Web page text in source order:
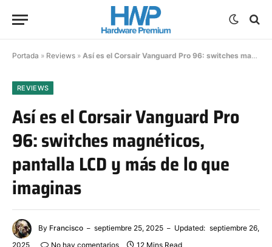
Portada » Reviews » Así es el Corsair Vanguard Pro 96: switches magnéticos, pantalla LCD y más de lo que imaginas
REVIEWS
Así es el Corsair Vanguard Pro
96: switches magnéticos,
pantalla LCD y más de lo que
imaginas
By Francisco septiembre 25, 2025 Updated: septiembre 26,
2025
No hay comentarios 12 Mins Read